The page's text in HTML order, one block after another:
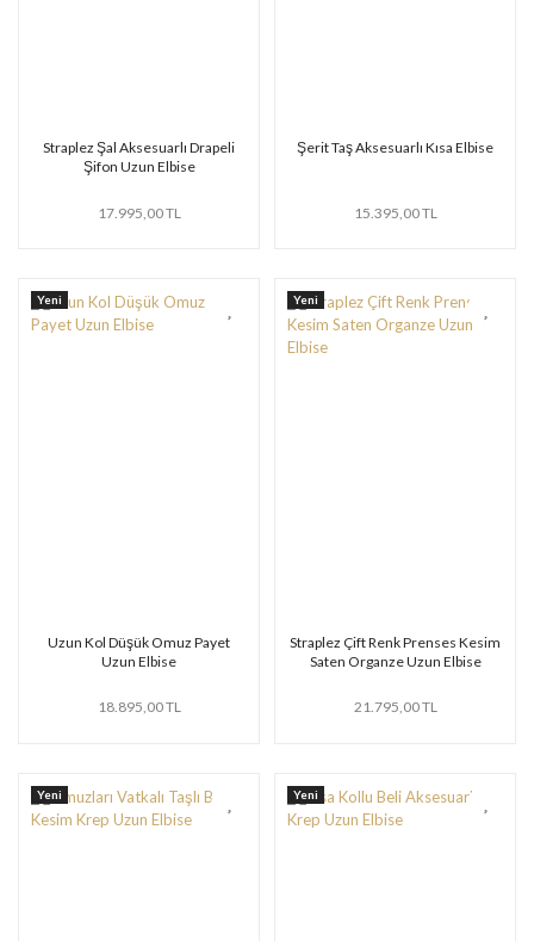
Straplez Şal Aksesuarlı Drapeli
Şifon Uzun Elbise
17.995,00 TL
Şerit Taş Aksesuarlı Kısa Elbise
15.395,00 TL
Yeni
Uzun Kol Düşük Omuz Payet
Uzun Elbise
18.895,00 TL
Yeni
Straplez Çift Renk Prenses Kesim
Saten Organze Uzun Elbise
21.795,00 TL
Yeni Yeni